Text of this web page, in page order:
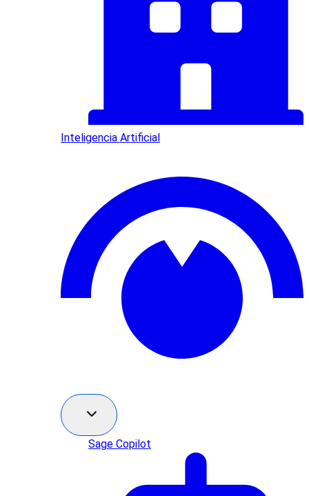
Inteligencia Artificial
Sage Copilot